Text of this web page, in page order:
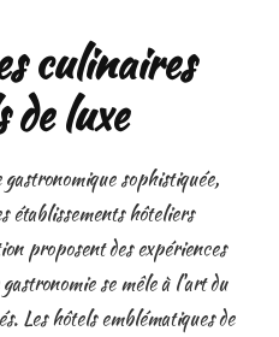
culinaires
de luxe
sophistiquée,
établissements hôteliers
proposent des expériences
se mêle à l'art du
Les hôtels emblématiques de